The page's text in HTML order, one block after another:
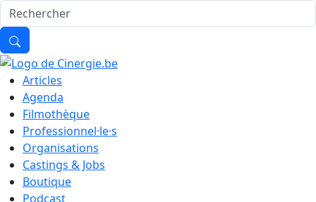
Articles
Agenda
Filmothèque
Professionnel·le·s
Organisations
Castings & Jobs
Boutique
Podcast